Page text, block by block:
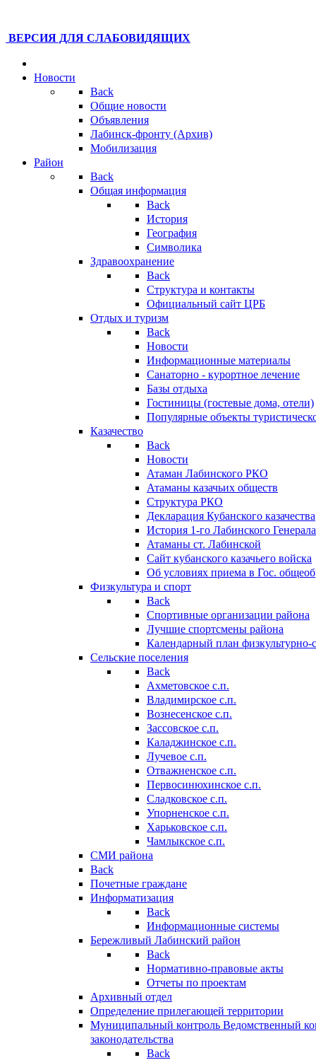
ВЕРСИЯ ДЛЯ СЛАБОВИДЯЩИХ
Новости
Back
Общие новости
Объявления
Лабинск-фронту (Архив)
Мобилизация
Район
Back
Общая информация
Back
История
География
Символика
Здравоохранение
Back
Структура и контакты
Официальный сайт ЦРБ
Отдых и туризм
Back
Новости
Информационные материалы
Санаторно - курортное лечение
Базы отдыха
Гостиницы (гостевые дома, отели)
Популярные объекты
Казачество
Back
Новости
Атаман Лабинского РКО
Атаманы казачьих обществ
Структура РКО
Декларация Кубанского казачества
История 1-го Лабинского
Атаманы ст. Лабинской
Cайт кубанского казачьего войска
Об условиях приема в Гос.
Физкультура и спорт
Back
Спортивные организации района
Лучшие спортсмены района
Календарный план
Сельские поселения
Back
Ахметовское с.п.
Владимирское с.п.
Вознесенское с.п.
Зассовское с.п.
Каладжинское с.п.
Лучевое с.п.
Отважненское с.п.
Первосинюхинское с.п.
Сладковское с.п.
Упорненское с.п.
Харьковское с.п.
Чамлыкское с.п.
СМИ района
Back
Почетные граждане
Информатизация
Back
Информационные системы
Бережливый Лабинский район
Back
Нормативно-правовые акты
Отчеты по проектам
Архивный отдел
Определение прилегающей территории
Муниципальный контроль Ведомственный
законодательства
Back